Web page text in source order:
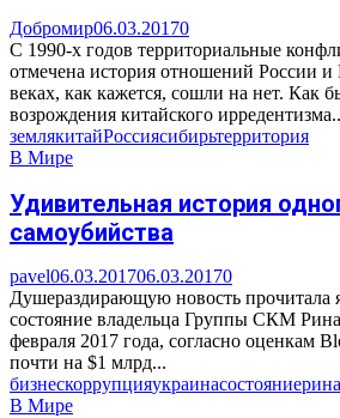
Добромир06.03.20170
С 1990-х годов территориальные
отмечена история отношений России
веках, как кажется, сошли на нет. Как
возрождения китайского
землякитайРоссиясибирьтерритория
В Мире
Удивительная история
самоубийства
pavel06.03.201706.03.20170
Душераздирающую новость прочитала
состояние владельца Группы СКМ
февраля 2017 года, согласно оценкам
почти на $1 млрд...
бизнескоррупцияукраинасостояние
В Мире